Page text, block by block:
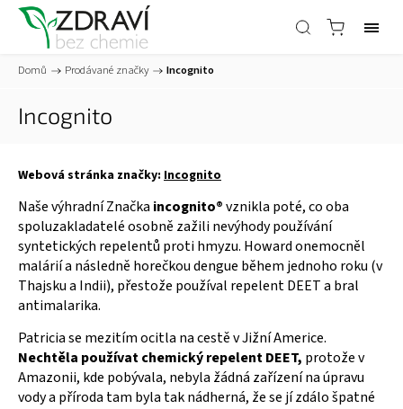
Domů / Prodávané značky / Incognito
Incognito
Webová stránka značky: Incognito
Naše výhradní Značka incognito®vznikla poté, co oba
spoluzakladatelé osobně zažili nevýhody používání
syntetických repelentů proti hmyzu. Howard onemocněl
malárií a následně horečkou dengue během jednoho roku (v
Thajsku a Indii), přestože používal repelent DEET a bral
antimalarika.
Patricia se mezitím ocitla na cestě v Jižní Americe.
Nechtěla používat chemický repelent DEET, protože v
Amazonii, kde pobývala, nebyla žádná zařízení na úpravu
vody a příroda tam byla tak nádherná, že se jí zdálo špatné